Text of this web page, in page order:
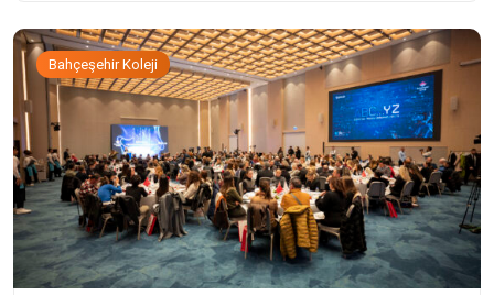
Bahçeşehir Koleji